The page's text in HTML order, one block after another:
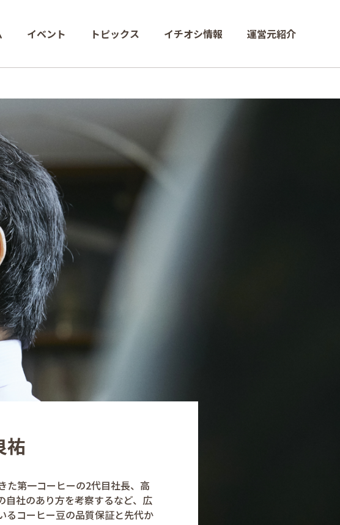
イベント トピックス イチオシ情報 運営元紹介
祐
た第一コーヒーの2代目社長、高
自社のあり方を考察するなど、広
るコーヒー豆の品質保証と先代か